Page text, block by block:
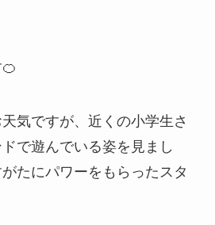
気ですが、近くの小学生さ
で遊んでいる姿を見まし
たにパワーをもらったスタ